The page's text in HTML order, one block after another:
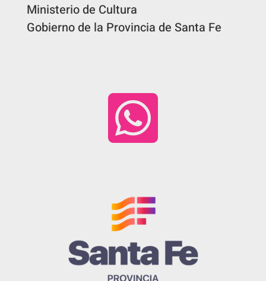
Ministerio de Cultura
Gobierno de la Provincia de Santa Fe
